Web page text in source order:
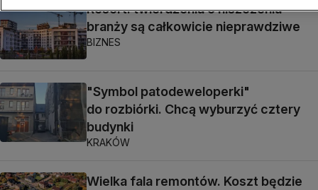
Resort: twierdzenia o niszczeniu
branży są całkowicie nieprawdziwe
BIZNES
"Symbol patodeweloperki"
do rozbiórki. Chcą wyburzyć cztery
budynki
KRAKÓW
Wielka fala remontów. Koszt będzie